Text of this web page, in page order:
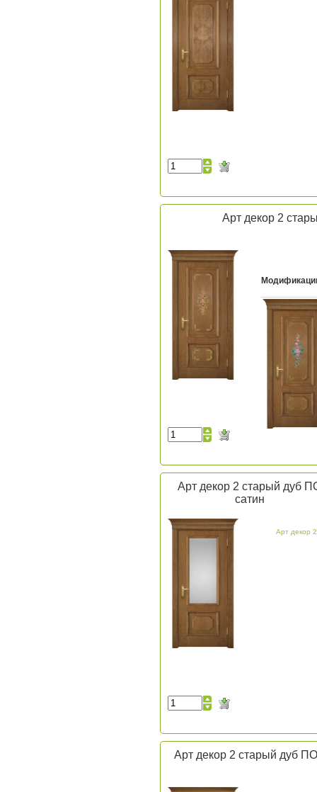
Арт декор 2
Арт декор 2 старый дуб
сатин
Арт декор 2
Арт декор 2 старый дуб